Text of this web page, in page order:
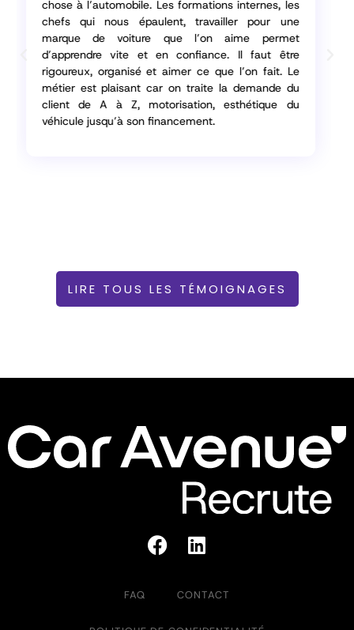
ans ! Les progrès sont tels que des outils et des
machines nous aident à nous protéger et à
accomplir nos tâches. L’autre cliché à
déconstruire est celui d’un métier réservé aux
seuls hommes or ce métier s’adresse à tous. Ce
qui me plait dans ce métier c’est l’approche
manuelle et le constat concret des résultats
obtenus. Et puis, il faut se former régulièrement
LIRE TOUS LES TÉMOIGNAGES
FAQ CONTACT